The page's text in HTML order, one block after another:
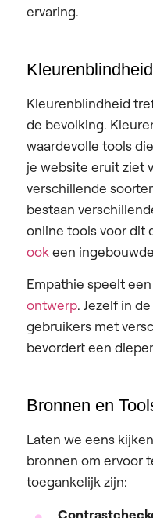
ervaring.
Kleurenblindheid
de bevolking.
waardevolle tools
je website eruit ziet
verschillende
bestaan
online tools voor dit
ookeen
Empathie speelt
ontwerp. Jezelf in
gebruikers met
bevordert een
Bronnen en
Laten we eens
bronnen om ervoor
toegankelijk zijn: